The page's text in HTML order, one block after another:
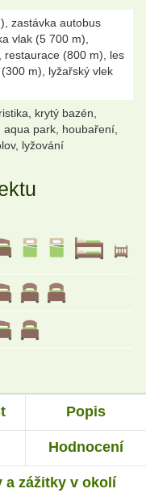
zastávka autobus
vlak (5 700 m),
restaurace (800 m), les
m), lyžařský vlek
krytý bazén,
park, houbaření,
lyžování
Popis
Hodnocení
a zážitky v okolí